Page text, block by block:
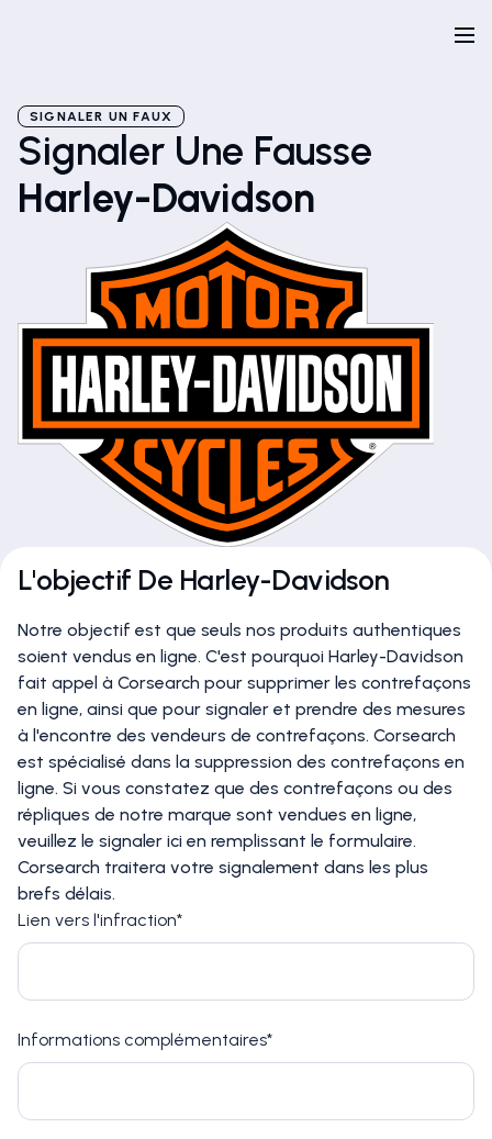
SIGNALER UN FAUX
Signaler Une Fausse
Harley-Davidson
L'objectif De Harley-Davidson
Notre objectif est que seuls nos produits authentiques
soient vendus en ligne. C'est pourquoi Harley-Davidson
fait appel à Corsearch pour supprimer les contrefaçons
en ligne, ainsi que pour signaler et prendre des mesures
à l'encontre des vendeurs de contrefaçons. Corsearch
est spécialisé dans la suppression des contrefaçons en
ligne. Si vous constatez que des contrefaçons ou des
répliques de notre marque sont vendues en ligne,
veuillez le signaler ici en remplissant le formulaire.
Corsearch traitera votre signalement dans les plus
brefs délais.
Lien vers l'infraction*
Informations complémentaires*